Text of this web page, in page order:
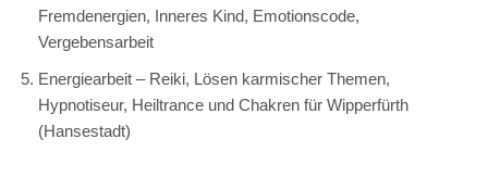
Fremdenergien, Inneres Kind, Emotionscode,
Vergebensarbeit
Energiearbeit – Reiki, Lösen karmischer Themen,
Hypnotiseur, Heiltrance und Chakren für Wipperfürth
(Hansestadt)